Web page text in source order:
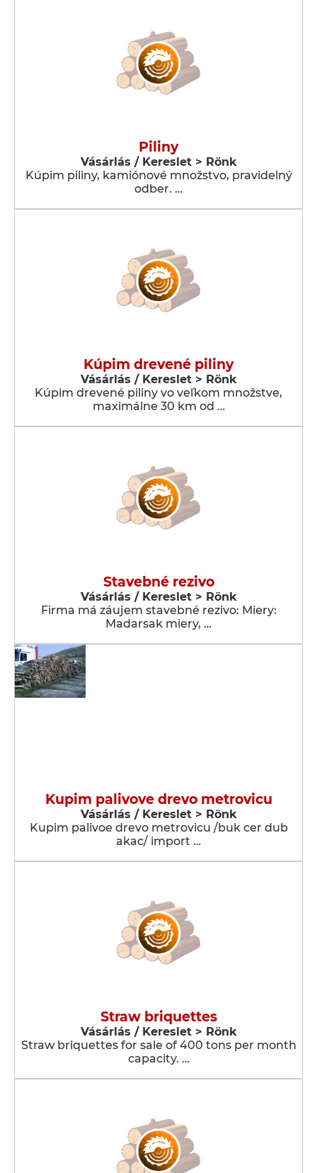
Piliny
Vásárlás / Kereslet > Rönk
Kúpim piliny, kamiónové množstvo, pravidelný
odber. …
Kúpim drevené piliny
Vásárlás / Kereslet > Rönk
Kúpim drevené piliny vo veľkom množstve,
maximálne 30 km od …
Stavebné rezivo
Vásárlás / Kereslet > Rönk
Firma má záujem stavebné rezivo: Miery:
Madarsak miery, …
Kupim palivove drevo metrovicu
Vásárlás / Kereslet > Rönk
Kupim palivoe drevo metrovicu /buk cer dub
akac/ import …
Straw briquettes
Vásárlás / Kereslet > Rönk
Straw briquettes for sale of 400 tons per month
capacity. …